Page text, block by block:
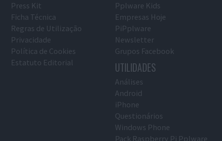
Press Kit
Ficha Técnica
Regras de Utilização
Privacidade
Política de Cookies
Estatuto Editorial
Pplware Kids
Empresas Hoje
PiPplware
Newsletter
Grupos Facebook
UTILIDADES
Análises
Android
iPhone
Questionários
Windows Phone
Pack Raspberry Pi Pplware